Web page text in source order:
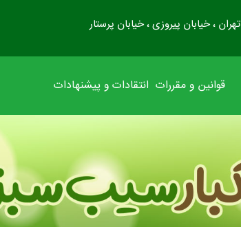
این متن جهت تست می باشد. اینتهران ، خیابان پیروزی ، خیابان پرستار
قوانین و مقررات انتقادات و پیشنهادات